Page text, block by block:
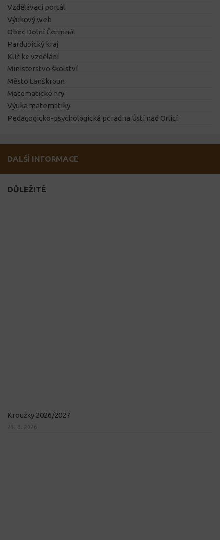
Vzdělávací portál
Výukový web
Obec Dolní Čermná
Pardubický kraj
Klíč ke vzdělání
Ministerstvo školství
Město Lanškroun
Matematické hry
Výuka matematiky
Pedagogicko-psychologická poradna Ústí nad Orlicí
DALŠÍ INFORMACE
DŮLEŽITÉ
Kroužky 2026/2027
23. 6. 2026